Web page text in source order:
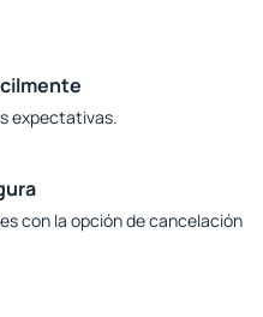
expectativas.
con la opción de cancelación